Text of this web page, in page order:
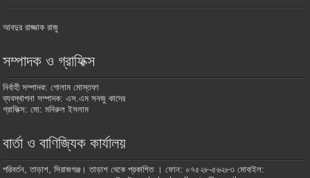
আবদুর রাজ্জাক রাজু
সম্পাদক ও গ্রাফিক্স
নির্বাহী সম্পাদক: গোলাম মোস্তফা
ব্যবস্থাপনা সম্পাদক: এস.এম সনজু কাদের
গ্রাফিক্স: মো: মনিরুল ইসলাম
বার্তা ও বাণিজ্যিক কার্যালয়
পরিবর্তন, তাড়াশ, সিরাজগঞ্জ। তাড়াশ থেকে প্রকাশিত । ফোন: ০৭৫২৮-৫৬২৮৩ মোবাইল: